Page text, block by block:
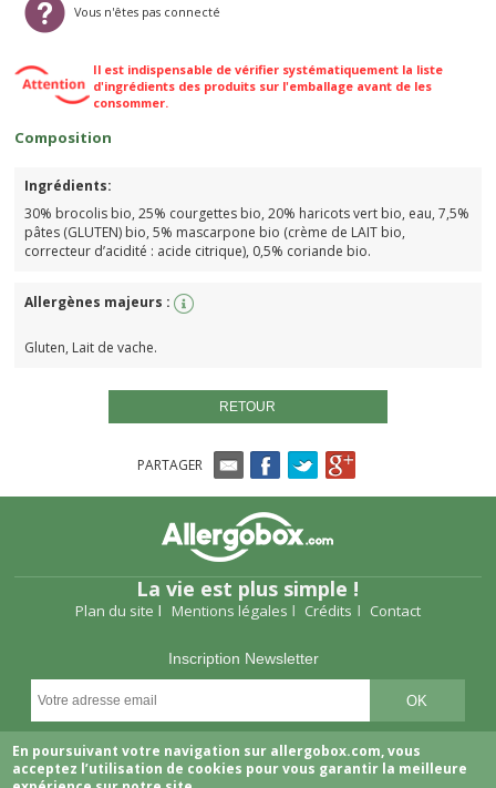
Vous n'êtes pas connecté
Il est indispensable de vérifier systématiquement la liste
d'ingrédients des produits sur l'emballage avant de les
consommer.
Composition
Ingrédients:
30% brocolis bio, 25% courgettes bio, 20% haricots vert bio, eau, 7,5%
pâtes (GLUTEN) bio, 5% mascarpone bio (crème de LAIT bio,
correcteur d’acidité : acide citrique), 0,5% coriande bio.
Allergènes majeurs :
Gluten, Lait de vache.
RETOUR
PARTAGER
La vie est plus simple !
Plan du site Mentions légales Crédits Contact
Inscription Newsletter
Suivez-nous
En poursuivant votre navigation sur allergobox.com, vous
acceptez l’utilisation de cookies pour vous garantir la meilleure